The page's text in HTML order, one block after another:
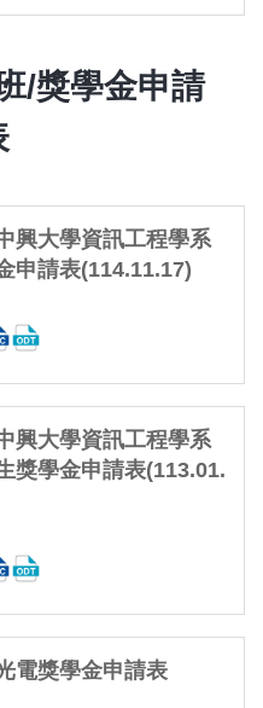
/獎學金申請
興大學資訊工程學系
申請表(114.11.17)
興大學資訊工程學系
獎學金申請表(113.01.
電獎學金申請表